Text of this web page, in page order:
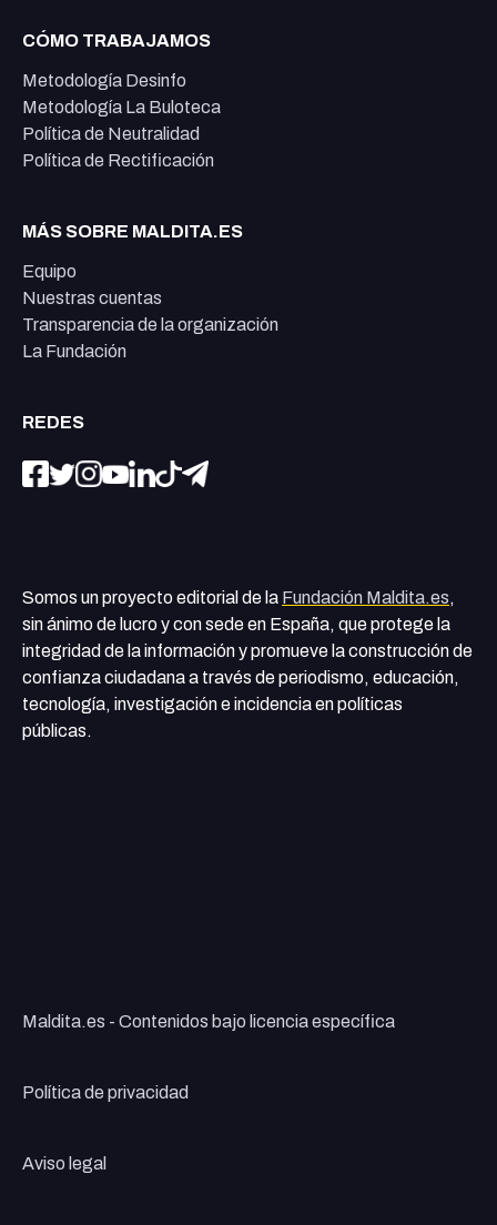
CÓMO TRABAJAMOS
Metodología Desinfo
Metodología La Buloteca
Política de Neutralidad
Política de Rectificación
MÁS SOBRE MALDITA.ES
Equipo
Nuestras cuentas
Transparencia de la organización
La Fundación
REDES
Somos un proyecto editorial de la Fundación Maldita.es,
sin ánimo de lucro y con sede en España, que protege la
integridad de la información y promueve la construcción de
confianza ciudadana a través de periodismo, educación,
tecnología, investigación e incidencia en políticas
públicas.
Maldita.es - Contenidos bajo licencia específica
Política de privacidad
Aviso legal